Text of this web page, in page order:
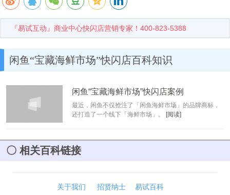
『易试互动』商业中心快闪店营销专家！400-823-5388
闲鱼“宝藏海鲜市场”快闪店百科知识
闲鱼“宝藏海鲜市场”快闪店案例
最近，闲鱼不仅抢注了「闲鱼海鲜市场」的品牌商标，
还打造了一个线下「海鲜市场」。
[阅读]
相关百科链接
关于我们 招贤纳士 易试百科